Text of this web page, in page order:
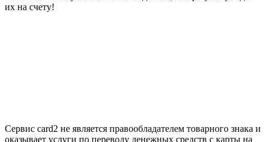
их на счету!
Сервис card2 не является правообладателем товарного знака и
оказывает услуги по переводу денежных средств с карты на